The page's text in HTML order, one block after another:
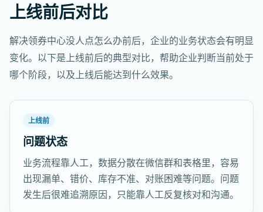
上线前后对比
解决领券中心没人点怎么办前后，企业的业务状态会有明显
变化。以下是上线前后的典型对比，帮助企业判断当前处于
哪个阶段，以及上线后能达到什么效果。
上线前
问题状态
业务流程靠人工，数据分散在微信群和表格里，容易
出现漏单、错价、库存不准、对账困难等问题。问题
发生后很难追溯原因，只能靠人工反复核对和沟通。